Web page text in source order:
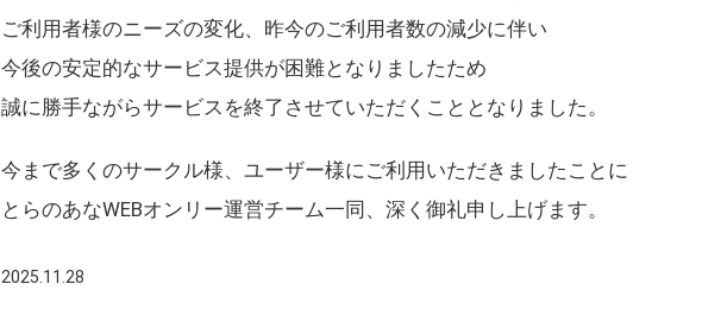
ご利用者様のニーズの変化、昨今のご利用者数の減少に伴い
今後の安定的なサービス提供が困難となりましたため
誠に勝手ながらサービスを終了させていただくこととなりました。
今まで多くのサークル様、ユーザー様にご利用いただきましたことに
とらのあなWEBオンリー運営チーム一同、深く御礼申し上げます。
2025.11.28